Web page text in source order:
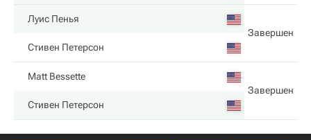
Луис Пенья
Завершен
Стивен Петерсон
Matt Bessette
Завершен
Стивен Петерсон